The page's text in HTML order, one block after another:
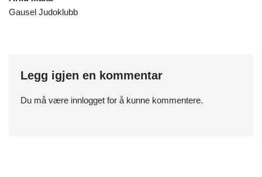
Gausel Judoklubb
Legg igjen en kommentar
Du må være innlogget for å kunne kommentere.